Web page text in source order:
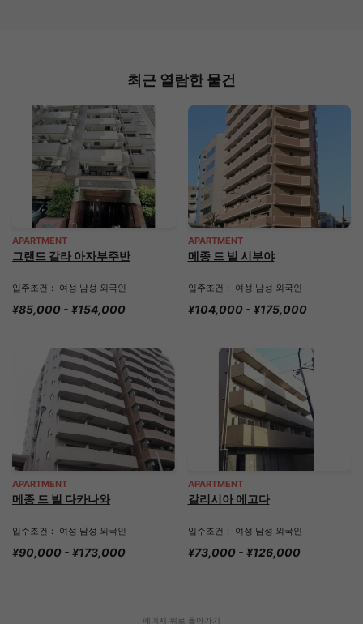
최근 열람한 물건
APARTMENT
그랜드 갈라 아자부주반
입주조건： 여성 남성 외국인
¥85,000 - ¥154,000
APARTMENT
메종 드 빌 시부야
입주조건： 여성 남성 외국인
¥104,000 - ¥175,000
APARTMENT
메종 드 빌 다카나와
입주조건： 여성 남성 외국인
¥90,000 - ¥173,000
APARTMENT
갈리시아 에고다
입주조건： 여성 남성 외국인
¥73,000 - ¥126,000